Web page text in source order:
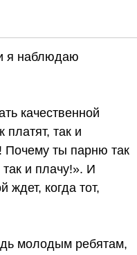
я наблюдаю
качественной
так и
Почему ты парню так
и плачу!». И
ждет, когда тот,
молодым ребятам,